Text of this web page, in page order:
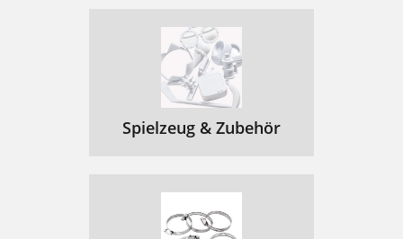
Spielzeug & Zubehör